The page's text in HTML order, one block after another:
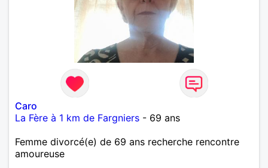
Caro
La Fère à 1 km de Fargniers - 69 ans
Femme divorcé(e) de 69 ans recherche rencontre
amoureuse